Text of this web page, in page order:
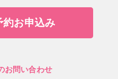
約お申込み
お問い合わせ